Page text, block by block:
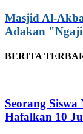
Masjid Al-
Adakan
BERITA
Seorang
Hafalkan 10